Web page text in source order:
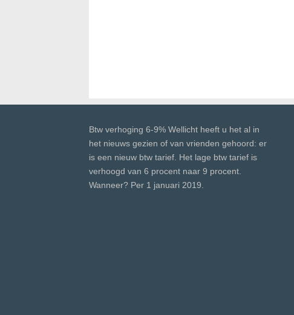
Btw verhoging 6-9% Wellicht heeft u het al in
het nieuws gezien of van vrienden gehoord: er
is een nieuw btw tarief. Het lage btw tarief is
verhoogd van 6 procent naar 9 procent.
Wanneer? Per 1 januari 2019.